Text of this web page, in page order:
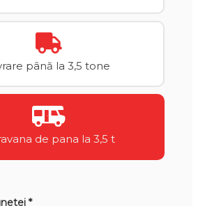
până la 3,5 tone
de pana la 3,5 t
*